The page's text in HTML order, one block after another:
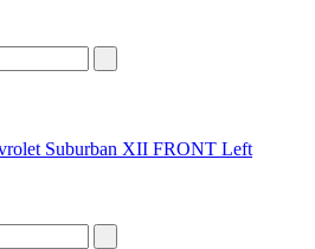
Suburban XII FRONT Left